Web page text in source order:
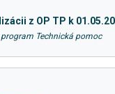
z OP TP k
program Technická pomoc